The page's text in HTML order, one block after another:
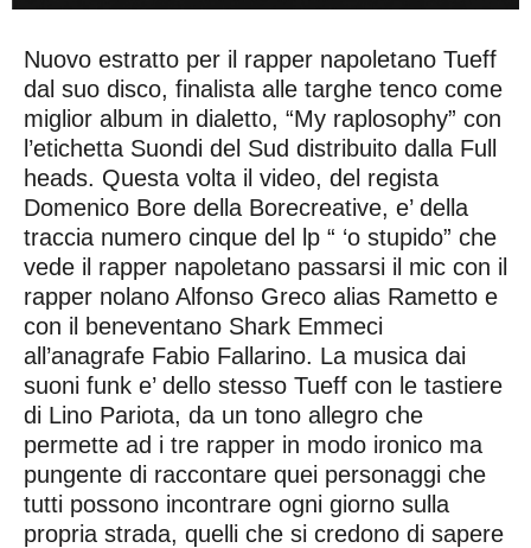
Nuovo estratto per il rapper napoletano Tueff
dal suo disco, finalista alle targhe tenco come
miglior album in dialetto, “My raplosophy” con
l’etichetta Suondi del Sud distribuito dalla Full
heads. Questa volta il video, del regista
Domenico Bore della Borecreative, e’ della
traccia numero cinque del lp “ ‘o stupido” che
vede il rapper napoletano passarsi il mic con il
rapper nolano Alfonso Greco alias Rametto e
con il beneventano Shark Emmeci
all’anagrafe Fabio Fallarino. La musica dai
suoni funk e’ dello stesso Tueff con le tastiere
di Lino Pariota, da un tono allegro che
permette ad i tre rapper in modo ironico ma
pungente di raccontare quei personaggi che
tutti possono incontrare ogni giorno sulla
propria strada, quelli che si credono di sapere